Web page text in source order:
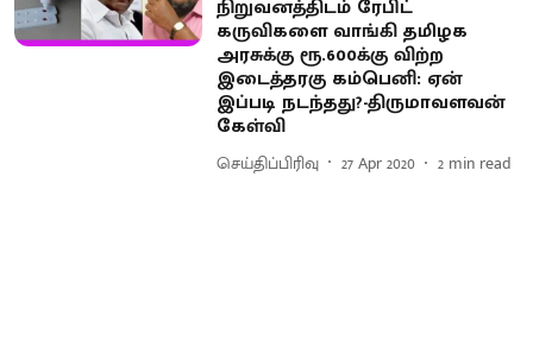
நிறுவனத்திடம் ரேபிட்
கருவிகளை வாங்கி தமிழக
அரசுக்கு ரூ.600க்கு விற்ற
இடைத்தரகு கம்பெனி: ஏன்
இப்படி நடந்தது?-திருமாவளவன்
கேள்வி
செய்திப்பிரிவு 27 Apr 2020 2 min read